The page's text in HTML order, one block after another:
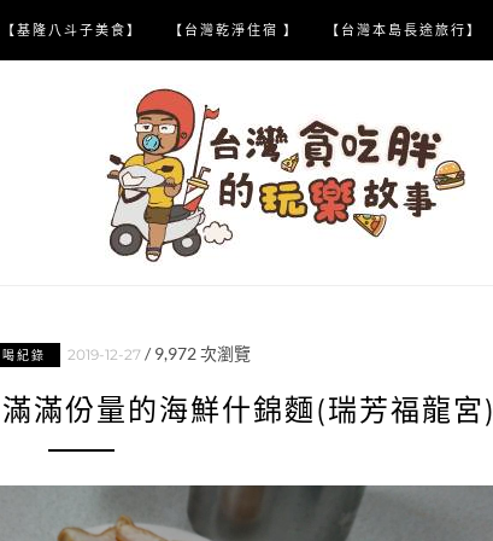
【基隆八斗子美食】 【台灣乾淨住宿 】 【台灣本島長途旅行】
紀錄 2019-12-27 / 9,972次瀏覽
滿份量的海鮮什錦麵(瑞芳福龍宮)